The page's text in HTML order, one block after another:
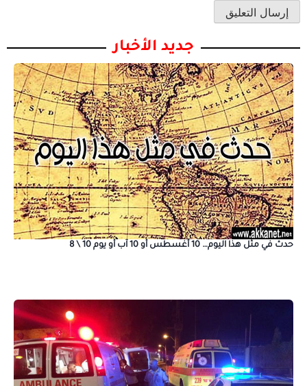
جديد الأخبار
حدث في مثل هذا اليوم… 10 أغسطس أو 10 آب أو يوم 10 \ 8